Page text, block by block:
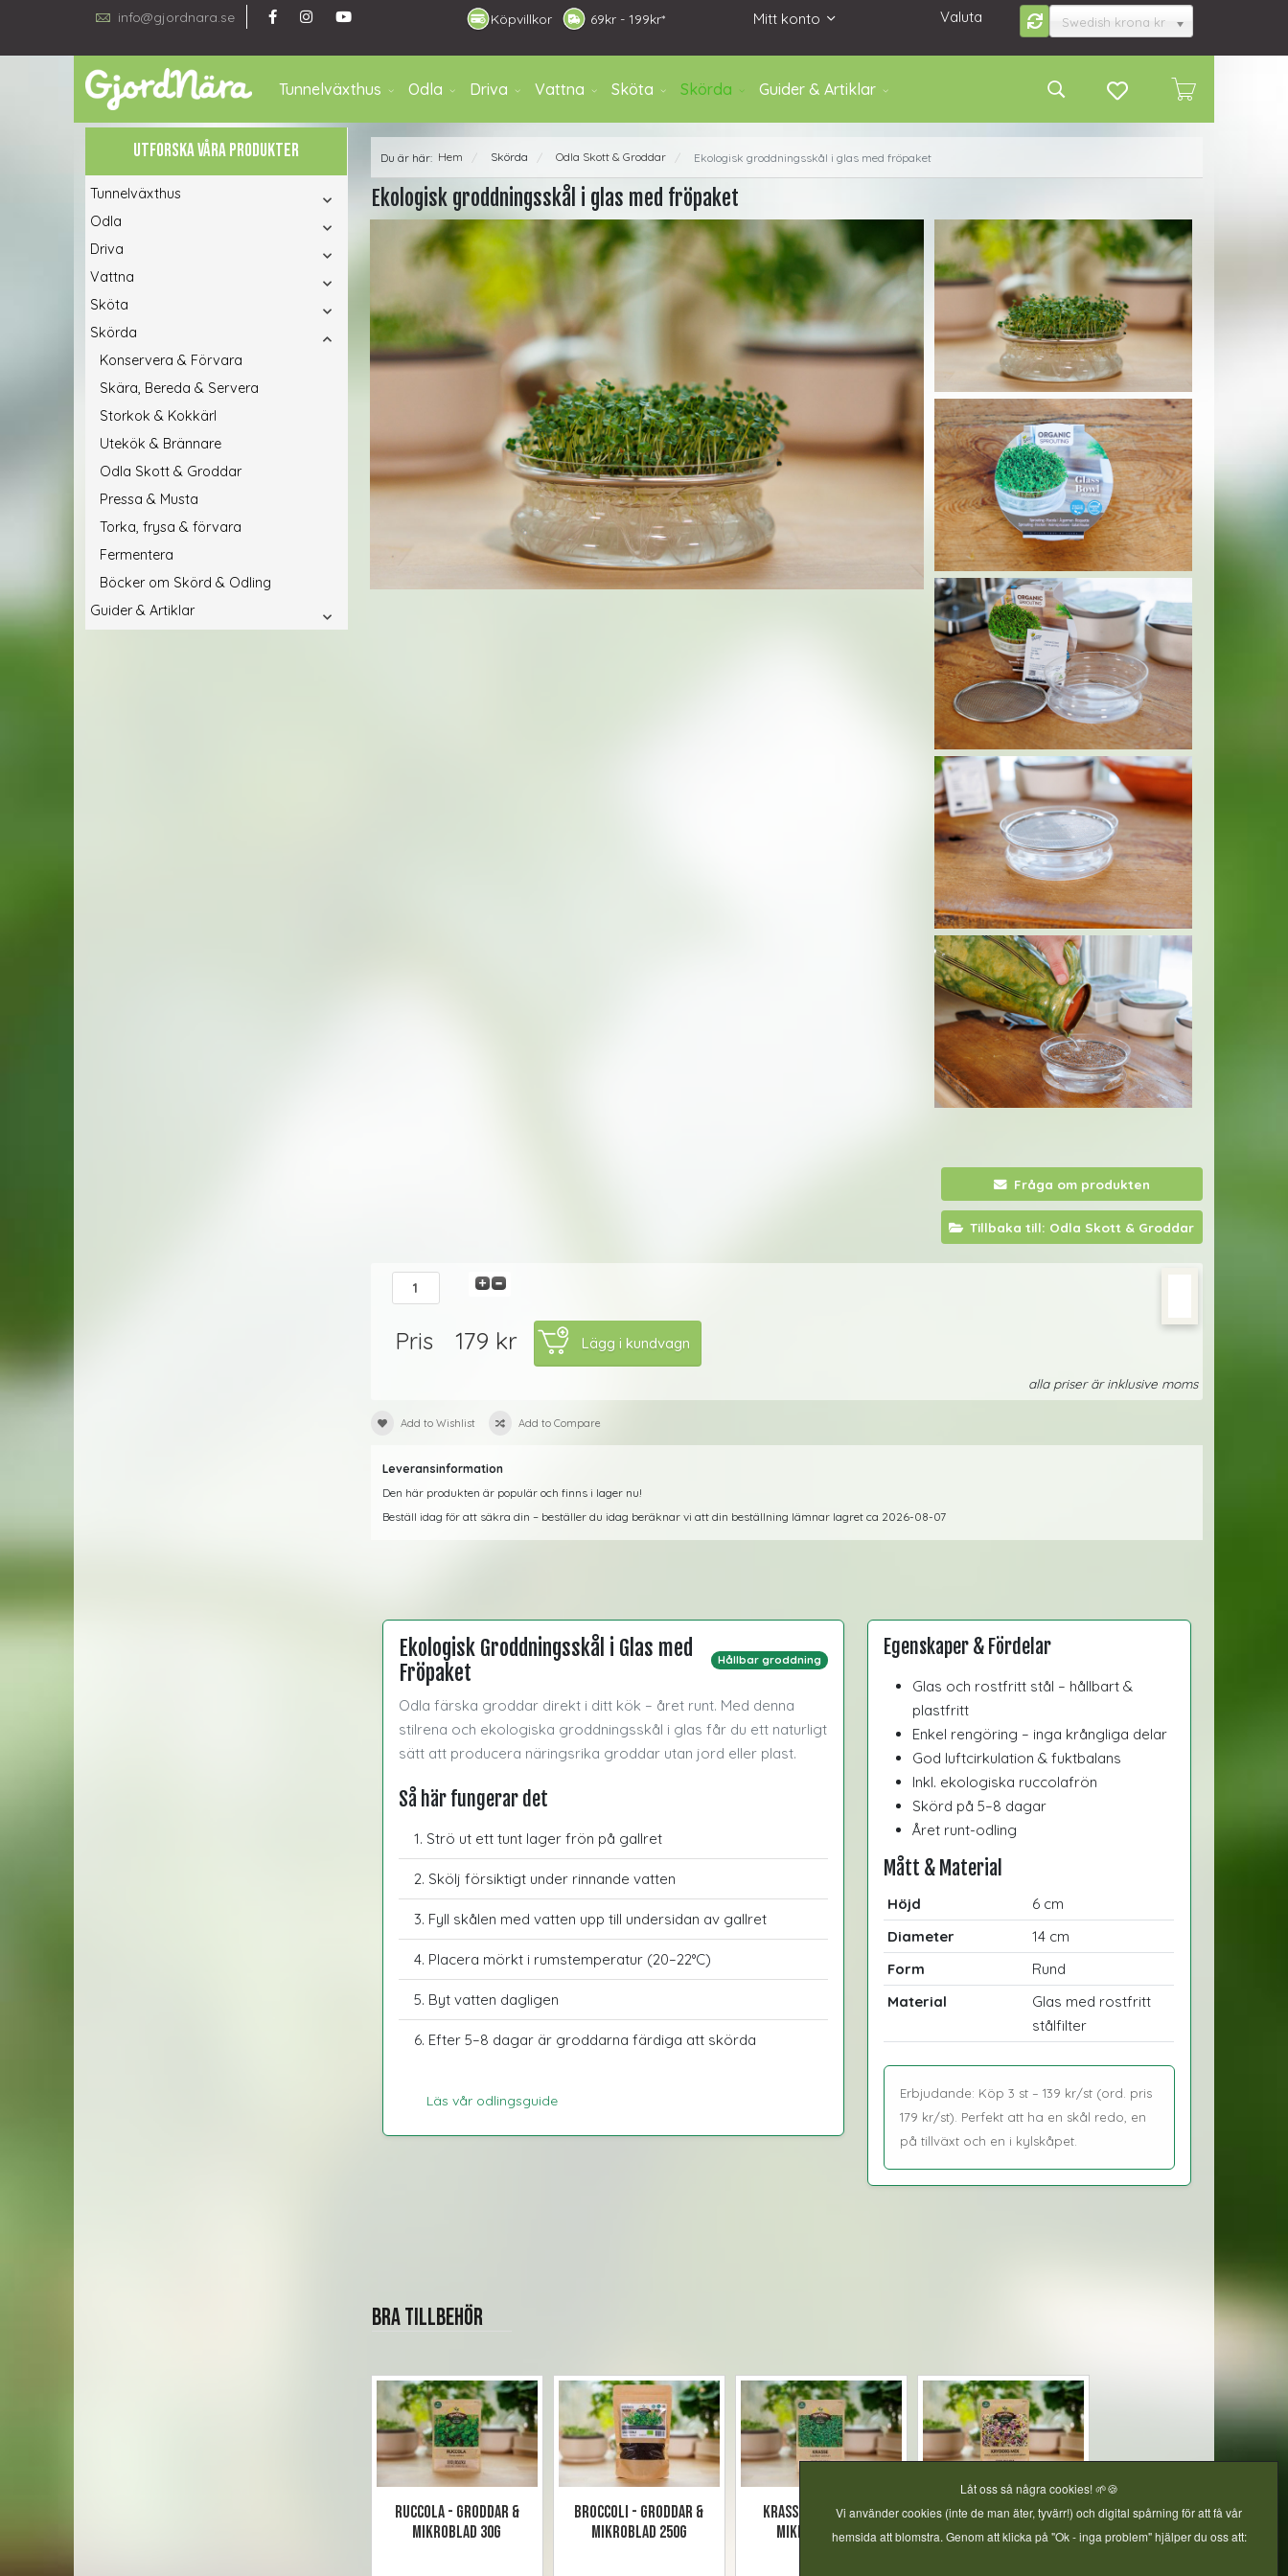
info@gjordnara.se Mitt konto
69kr - 199kr*
Köpvillkor Valuta Swedish krona kr
Tunnelväxthus Odla Driva Vattna Sköta Skörda Guider & Artiklar
UTFORSKA VÅRA PRODUKTER
Tunnelväxthus
Odla
Driva
Vattna
Sköta
Skörda
Konservera & Förvara
Skära, Bereda & Servera
Storkok & Kokkärl
Utekök & Brännare
Odla Skott & Groddar
Pressa & Musta
Torka, frysa & förvara
Fermentera
Böcker om Skörd & Odling
Guider & Artiklar
Du är här: Hem / Skörda / Odla Skott & Groddar / Ekologisk groddningsskål i glas med fröpaket
Ekologisk groddningsskål i glas med fröpaket
Fråga om produkten
Tillbaka till: Odla Skott & Groddar
Pris 179 kr
alla priser är inklusive moms
Add to Wishlist Add to Compare
Leveransinformation
Den här produkten är populär och finns i lager nu!
Beställ idag för att säkra din – beställer du idag beräknar vi att din beställning lämnar lagret ca 2026-08-07
Ekologisk Groddningsskål i Glas med
Fröpaket
Hållbar groddning
Odla färska groddar direkt i ditt kök – året runt. Med denna
stilrena och ekologiska groddningsskål i glas får du ett naturligt
sätt att producera näringsrika groddar utan jord eller plast.
Så här fungerar det
Strö ut ett tunt lager frön på gallret
Skölj försiktigt under rinnande vatten
Fyll skålen med vatten upp till undersidan av gallret
Placera mörkt i rumstemperatur (20–22°C)
Byt vatten dagligen
Efter 5–8 dagar är groddarna färdiga att skörda
Läs vår odlingsguide
Egenskaper & Fördelar
Glas och rostfritt stål – hållbart &
plastfritt
Enkel rengöring – inga krångliga delar
God luftcirkulation & fuktbalans
Inkl. ekologiska ruccolafrön
Skörd på 5–8 dagar
Året runt-odling
Mått & Material
Höjd
6 cm
Diameter
14 cm
Form
Rund
Material
Glas med rostfritt
stålfilter
Erbjudande: Köp 3 st – 139 kr/st (ord. pris
179 kr/st). Perfekt att ha en skål redo, en
på tillväxt och en i kylskåpet.
Bra tillbehör
Ruccola - Groddar &
mikroblad 30g
Broccoli - Groddar &
mikroblad 250g
Krasse - Groddar &
mikroblad 30g
Kryddig salladsmix -
Groddar & mikroblad 30g
Låt oss så några cookies! 🌱🍪
Vi använder cookies (inte de man äter, tyvärr!) och digital spårning för att få vår
hemsida att blomstra. Genom att klicka på "Ok - inga problem" hjälper du oss att: